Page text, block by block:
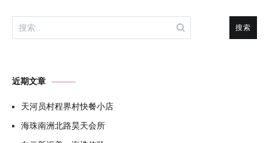
搜
索：
近期文章
天河员村程界村快餐小店
海珠南洲北路昊天会所